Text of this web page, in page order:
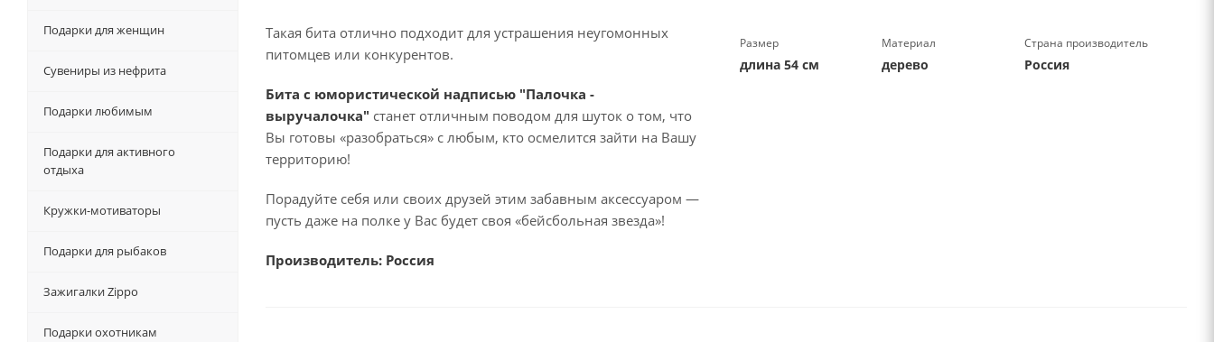
Такая бита отлично подходит для устрашения неугомонных
питомцев или конкурентов.
Бита с юмористической надписью "Палочка -
выручалочка" станет отличным поводом для шуток о том, что
Вы готовы «разобраться» с любым, кто осмелится зайти на Вашу
территорию!
Порадуйте себя или своих друзей этим забавным аксессуаром —
пусть даже на полке у Вас будет своя «бейсбольная звезда»!
Производитель: Россия
Размер
длина 54 см
Материал
дерево
Страна производитель
Россия
Подарки для женщин
Сувениры из нефрита
Подарки любимым
Подарки для активного
отдыха
Кружки-мотиваторы
Подарки для рыбаков
Зажигалки Zippo
Подарки охотникам